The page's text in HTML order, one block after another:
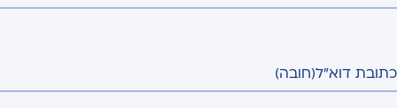
כתובת דוא"ל(חובה)